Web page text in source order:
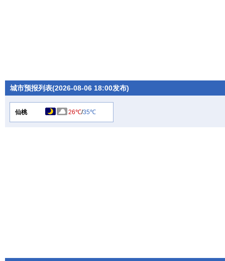
城市预报列表(2026-08-06 18:00发布)
仙桃 26℃/35℃